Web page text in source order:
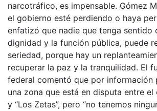
narcotráfico, es impensable. Gómez
el gobierno esté perdiendo o haya
enfatizó que nadie que tenga sentido
dignidad y la función pública, puede
seriedad, porque hay un
recuperar la paz y la tranquilidad. El
federal comentó que por información
una zona que está en disputa entre el
y “Los Zetas”, pero “no tenemos